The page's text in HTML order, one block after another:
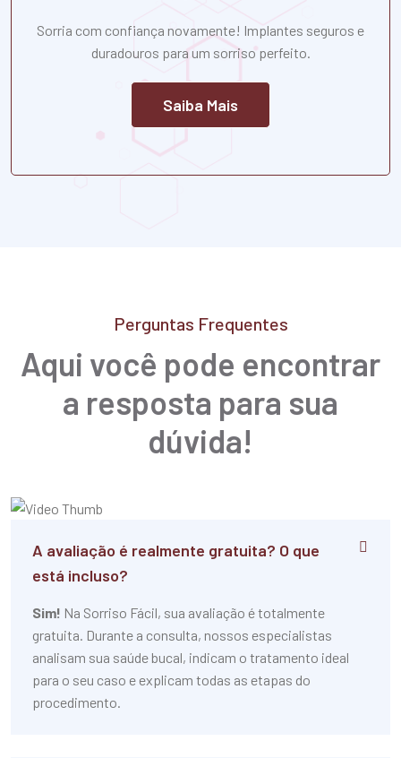
Sorria com confiança novamente! Implantes seguros e
duradouros para um sorriso perfeito.
Saiba Mais
Perguntas Frequentes
Aqui você pode encontrar
a resposta para sua
dúvida!
A avaliação é realmente gratuita? O que
está incluso?
Sim! Na Sorriso Fácil, sua avaliação é totalmente
gratuita. Durante a consulta, nossos especialistas
analisam sua saúde bucal, indicam o tratamento ideal
para o seu caso e explicam todas as etapas do
procedimento.